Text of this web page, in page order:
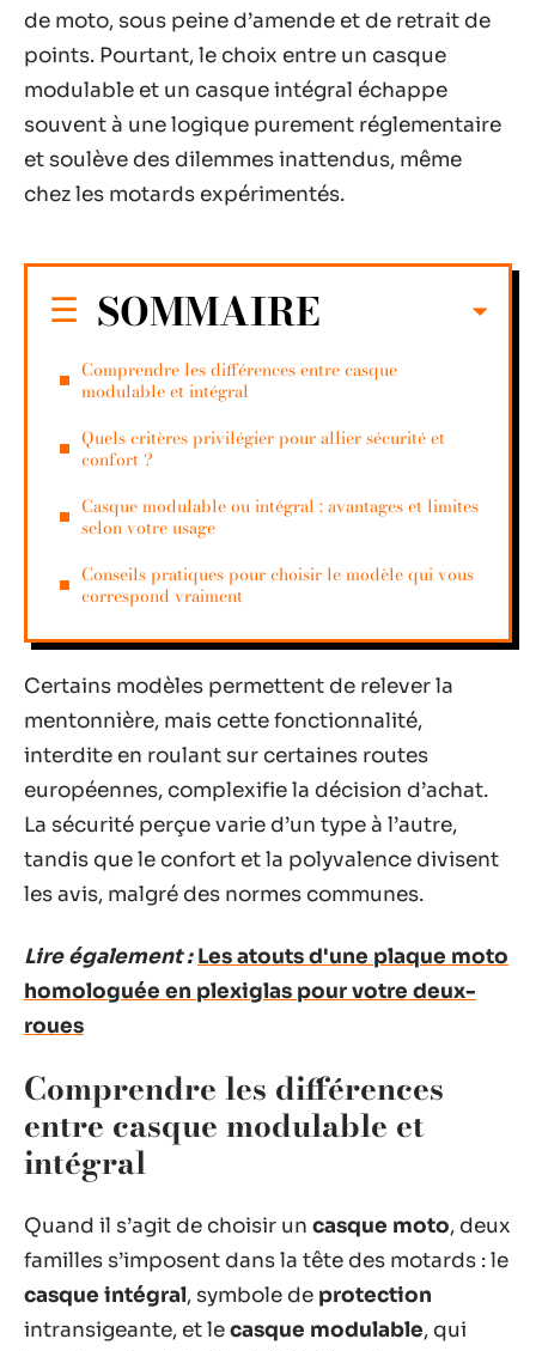
de moto, sous peine d’amende et de retrait de
points. Pourtant, le choix entre un casque
modulable et un casque intégral échappe
souvent à une logique purement réglementaire
et soulève des dilemmes inattendus, même
chez les motards expérimentés.
SOMMAIRE
Comprendre les différences entre casque
modulable et intégral
Quels critères privilégier pour allier sécurité et
confort ?
Casque modulable ou intégral : avantages et limites
selon votre usage
Conseils pratiques pour choisir le modèle qui vous
correspond vraiment
Certains modèles permettent de relever la
mentonnière, mais cette fonctionnalité,
interdite en roulant sur certaines routes
européennes, complexifie la décision d’achat.
La sécurité perçue varie d’un type à l’autre,
tandis que le confort et la polyvalence divisent
les avis, malgré des normes communes.
Lire également : Les atouts d'une plaque moto
homologuée en plexiglas pour votre deux-
roues
Comprendre les différences
entre casque modulable et
intégral
Quand il s’agit de choisir un casque moto, deux
familles s’imposent dans la tête des motards : le
casque intégral, symbole de protection
intransigeante, et lecasque modulable, qui